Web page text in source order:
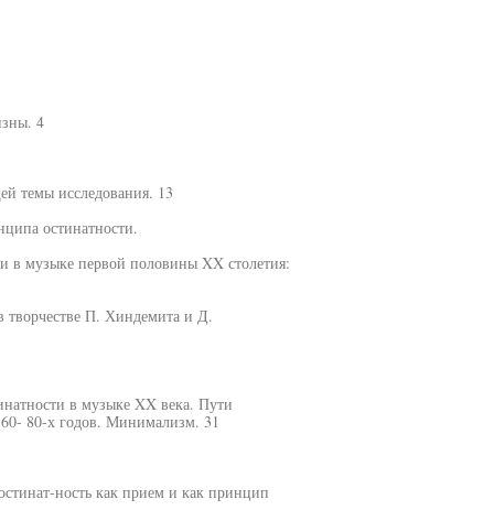
4
темы исследования. 13
остинатности.
в музыке первой половины XX столетия:
творчестве П. Хиндемита и Д.
в музыке XX века. Пути
60- 80-х годов. Минимализм. 31
ность как прием и как принцип